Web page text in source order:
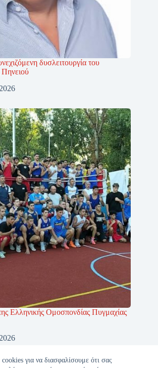
για να διασφαλίσουμε ότι σας
δυσλειτουργία του
Πηνειού
Ελληνικής Ομοσπονδίας Πυγμαχίας